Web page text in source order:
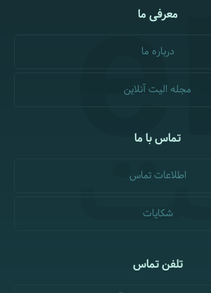
معرفی ما
درباره ما
مجله الیت آنلاین
تماس با ما
اطلاعات تماس
شکایات
تلفن تماس